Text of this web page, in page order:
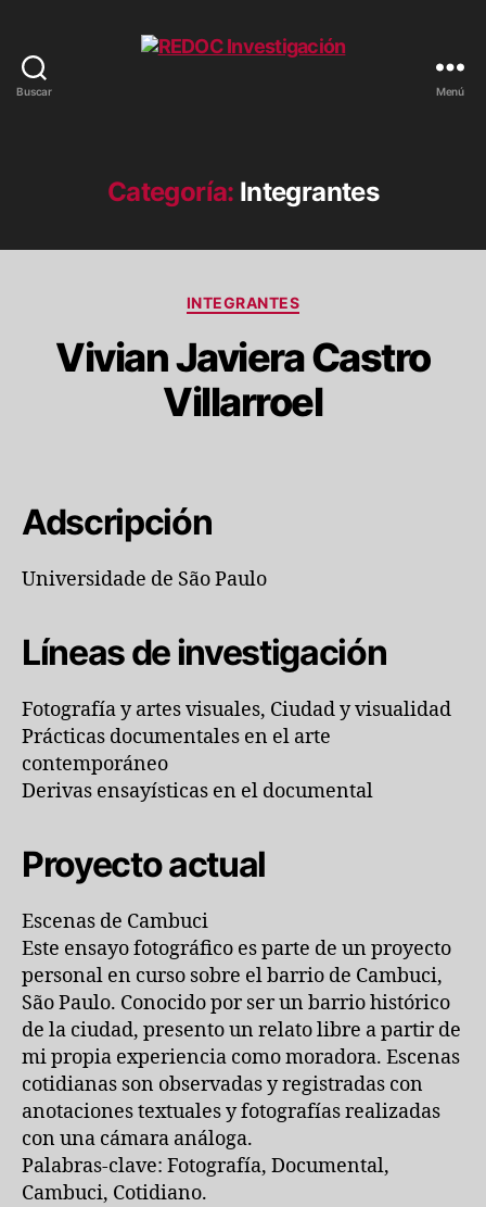
Buscar Menú
Categoría: Integrantes
Categorías
INTEGRANTES
Vivian Javiera Castro
Villarroel
Adscripción
Universidade de São Paulo
Líneas de investigación
Fotografía y artes visuales, Ciudad y visualidad
Prácticas documentales en el arte
contemporáneo
Derivas ensayísticas en el documental
Proyecto actual
Escenas de Cambuci
Este ensayo fotográfico es parte de un proyecto
personal en curso sobre el barrio de Cambuci,
São Paulo. Conocido por ser un barrio histórico
de la ciudad, presento un relato libre a partir de
mi propia experiencia como moradora. Escenas
cotidianas son observadas y registradas con
anotaciones textuales y fotografías realizadas
con una cámara análoga.
Palabras-clave: Fotografía, Documental,
Cambuci, Cotidiano.